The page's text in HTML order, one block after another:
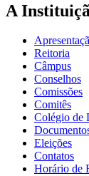
A
Reitoria
Câmpus
Conselhos
Comissões
Comitês
Colégio de
Eleições
Contatos
Horário de